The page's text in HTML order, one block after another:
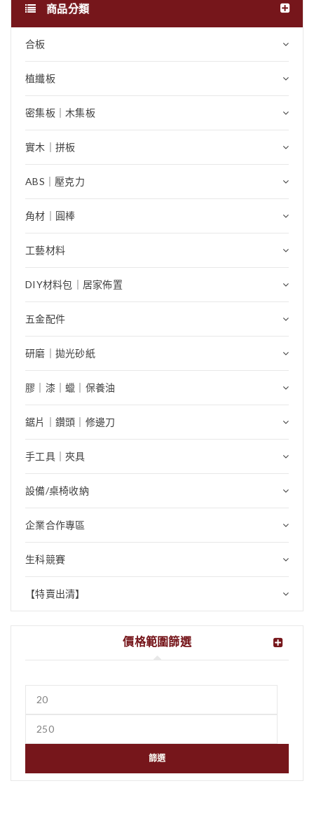
商品分類
合板
植纖板
密集板｜木集板
實木｜拼板
ABS｜壓克力
角材｜圓棒
工藝材料
DIY材料包｜居家佈置
五金配件
研磨｜拋光砂紙
膠｜漆｜蠟｜保養油
鋸片｜鑽頭｜修邊刀
手工具｜夾具
設備/桌椅收納
企業合作專區
生科競賽
【特賣出清】
價格範圍篩選
篩選